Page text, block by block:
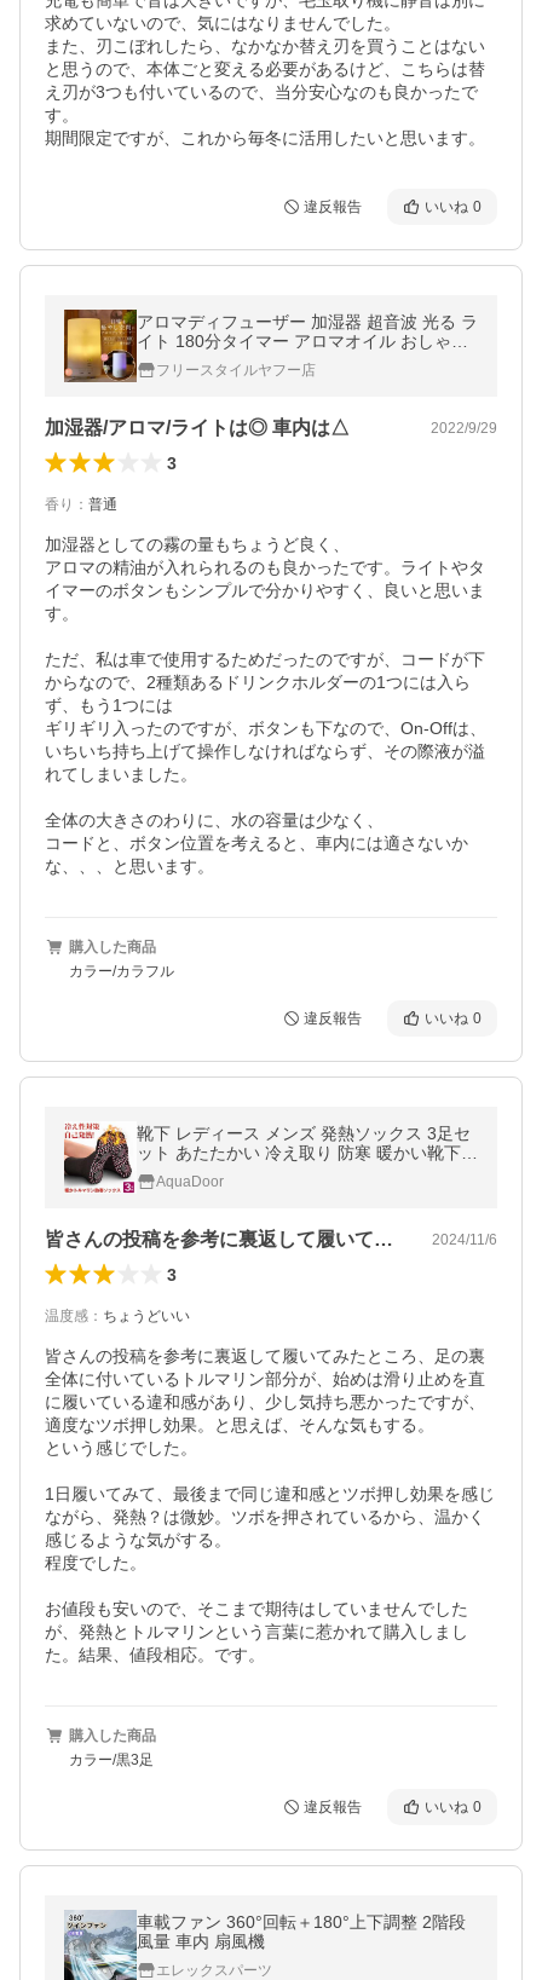
求めていないので、気にはなりませんでした。
また、刃こぼれしたら、なかなか替え刃を買うことはない
と思うので、本体ごと変える必要があるけど、こちらは替
え刃が3つも付いているので、当分安心なのも良かったで
す。
期間限定ですが、これから毎冬に活用したいと思います。
違反報告 いいね 0
アロマディフューザー 加湿器 超音波 光る ラ
イト 180分タイマー アロマオイル おしゃれ
シンプル 70ml 照明 癒し アロマテラピー 精
油 エッセンシャルオイル
フリースタイルヤフー店
加湿器/アロマ/ライトは◎ 車内は△ 2022/9/29
3
香り ： 普通
加湿器としての霧の量もちょうど良く、
アロマの精油が入れられるのも良かったです。ライトやタ
イマーのボタンもシンプルで分かりやすく、良いと思いま
す。
ただ、私は車で使用するためだったのですが、コードが下
からなので、2種類あるドリンクホルダーの1つには入ら
ず、もう1つには
ギリギリ入ったのですが、ボタンも下なので、On-Offは、
いちいち持ち上げて操作しなければならず、その際液が溢
れてしまいました。
全体の大きさのわりに、水の容量は少なく、
コードと、ボタン位置を考えると、車内には適さないか
な、、、と思います。
購入した商品
カラー/カラフル
違反報告 いいね 0
靴下 レディース メンズ 発熱ソックス 3足セ
ット あたたかい 冷え取り 防寒 暖かい靴下
ソックス 吸汗 ルームシューズ 発熱リバーシ
ブル スリッパ 爆買い
AquaDoor
皆さんの投稿を参考に裏返して履いてみた… 2024/11/6
3
温度感 ： ちょうどいい
皆さんの投稿を参考に裏返して履いてみたところ、足の裏
全体に付いているトルマリン部分が、始めは滑り止めを直
に履いている違和感があり、少し気持ち悪かったですが、
適度なツボ押し効果。と思えば、そんな気もする。
という感じでした。
1日履いてみて、最後まで同じ違和感とツボ押し効果を感じ
ながら、発熱？は微妙。ツボを押されているから、温かく
感じるような気がする。
程度でした。
お値段も安いので、そこまで期待はしていませんでした
が、発熱とトルマリンという言葉に惹かれて購入しまし
購入した商品
カラー/黒3足
違反報告 いいね 0
車載ファン 360°回転＋180°上下調整 2階段
風量 車内 扇風機
エレックスパーツ